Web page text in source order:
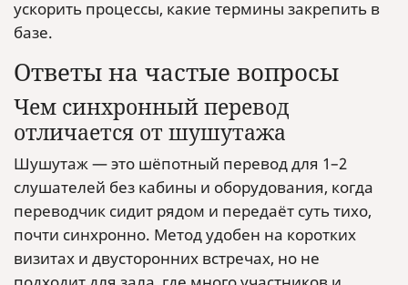
ускорить процессы, какие термины закрепить в
базе.
Ответы на частые вопросы
Чем синхронный перевод
отличается от шушутажa
Шушутаж — это шёпотный перевод для 1–2
слушателей без кабины и оборудования, когда
переводчик сидит рядом и передаёт суть тихо,
почти синхронно. Метод удобен на коротких
визитах и двусторонних встречах, но не